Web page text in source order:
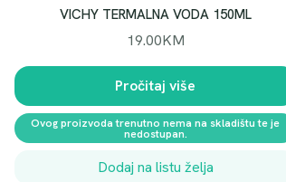
VICHY TERMALNA VODA 150ML
19.00KM
Pročitaj više
Ovog proizvoda trenutno nema na skladištu te je
nedostupan.
Dodaj na listu želja